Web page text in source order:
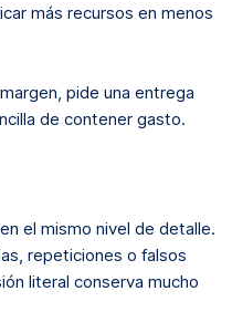
más recursos en menos
pide una entrega
de contener gasto.
el mismo nivel de detalle.
repeticiones o falsos
literal conserva mucho